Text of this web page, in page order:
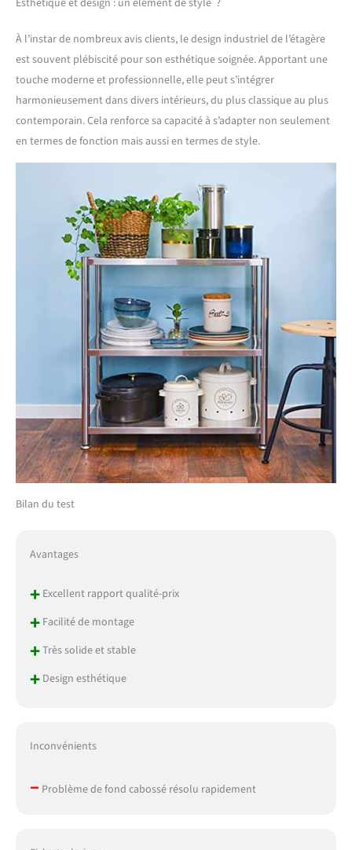
large, 41 cm de
profondeur et 80 cm de
hauteur - pour l'intérieur
& l'extérieur.
Esthétique et design : un élément de style ?
À l’instar de nombreux avis clients, le design industriel de l’étagère
est souvent plébiscité pour son esthétique soignée. Apportant une
touche moderne et professionnelle, elle peut s’intégrer
harmonieusement dans divers intérieurs, du plus classique au plus
contemporain. Cela renforce sa capacité à s’adapter non seulement
en termes de fonction mais aussi en termes de style.
Bilan du test
Avantages
+Excellent rapport qualité-prix
+Facilité de montage
+Très solide et stable
+Design esthétique
Inconvénients
– Problème de fond cabossé résolu rapidement